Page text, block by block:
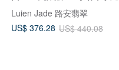
Luien Jade 路安翡翠
US$ 376.28 US$ 440.08